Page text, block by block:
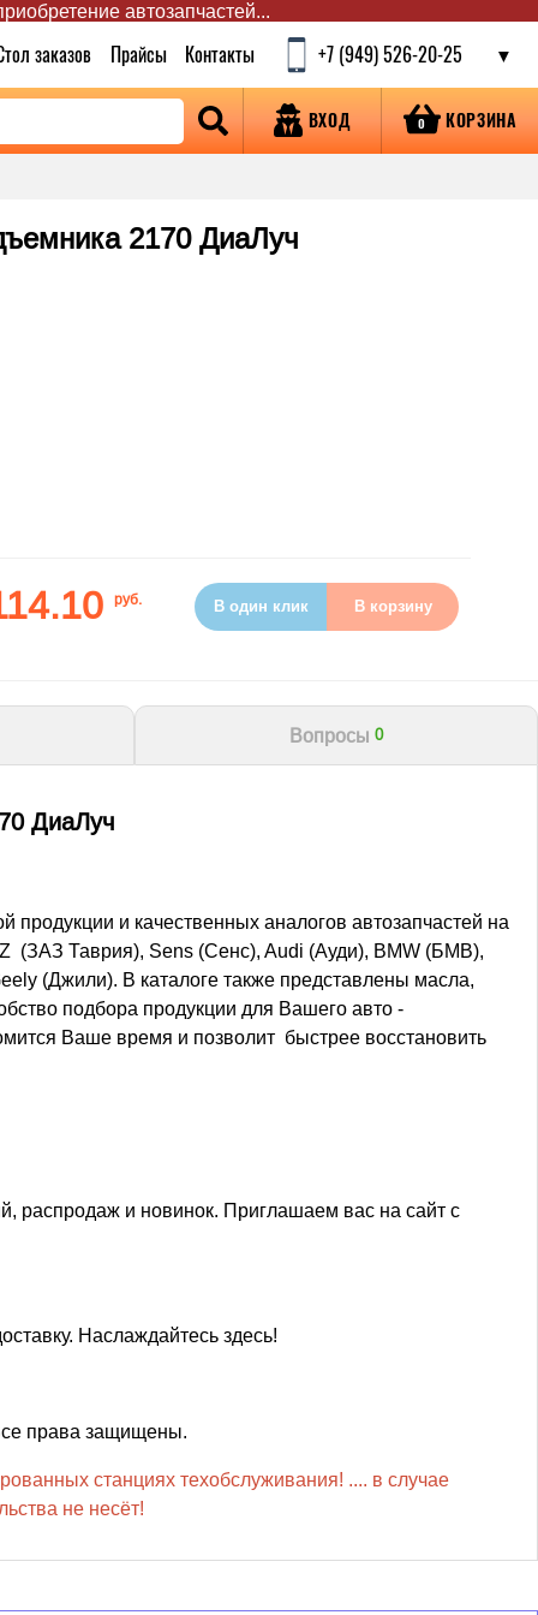
автозапчастей...
заказов Прайсы Контакты +7 (949) 526-20-25
ВХОД 0 КОРЗИНА
2170 ДиаЛуч
руб. В один клик В корзину
Вопросы 0
ДиаЛуч
и качественных аналогов автозапчастей на
(ЗАЗ Таврия), Sens (Сенс), Audi (Ауди), BMW (БМВ),
(Джили). В каталоге также представлены масла,
подбора продукции для Вашего авто -
Ваше время и позволит быстрее восстановить
распродаж и новинок. Приглашаем вас на сайт с
Наслаждайтесь здесь!
права защищены.
станциях техобслуживания! .... в случае
не несёт!